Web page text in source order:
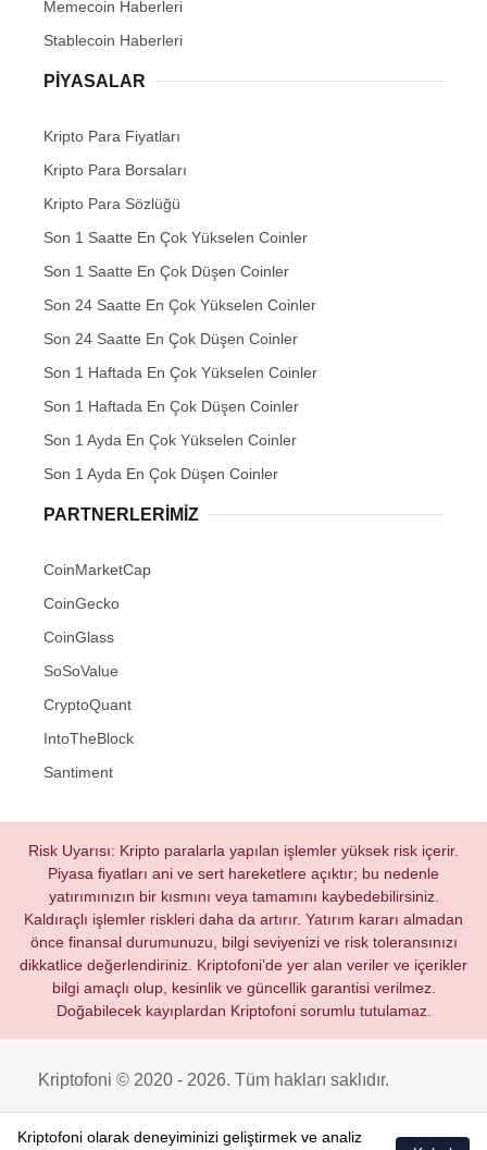
Memecoin Haberleri
Stablecoin Haberleri
PIYASALAR
Kripto Para Fiyatları
Kripto Para Borsaları
Kripto Para Sözlüğü
Son 1 Saatte En Çok Yükselen Coinler
Son 1 Saatte En Çok Düşen Coinler
Son 24 Saatte En Çok Yükselen Coinler
Son 24 Saatte En Çok Düşen Coinler
Son 1 Haftada En Çok Yükselen Coinler
Son 1 Haftada En Çok Düşen Coinler
Son 1 Ayda En Çok Yükselen Coinler
Son 1 Ayda En Çok Düşen Coinler
PARTNERLERIMIZ
CoinMarketCap
CoinGecko
CoinGlass
SoSoValue
CryptoQuant
IntoTheBlock
Santiment
Risk Uyarısı: Kripto paralarla yapılan işlemler yüksek risk içerir.
Piyasa fiyatları ani ve sert hareketlere açıktır; bu nedenle
yatırımınızın bir kısmını veya tamamını kaybedebilirsiniz.
Kaldıraçlı işlemler riskleri daha da artırır. Yatırım kararı almadan
önce finansal durumunuzu, bilgi seviyenizi ve risk toleransınızı
dikkatlice değerlendiriniz. Kriptofoni’de yer alan veriler ve içerikler
bilgi amaçlı olup, kesinlik ve güncellik garantisi verilmez.
Doğabilecek kayıplardan Kriptofoni sorumlu tutulamaz.
Kriptofoni © 2020 - 2026. Tüm hakları saklıdır.
Kriptofoni olarak deneyiminizi geliştirmek ve analiz